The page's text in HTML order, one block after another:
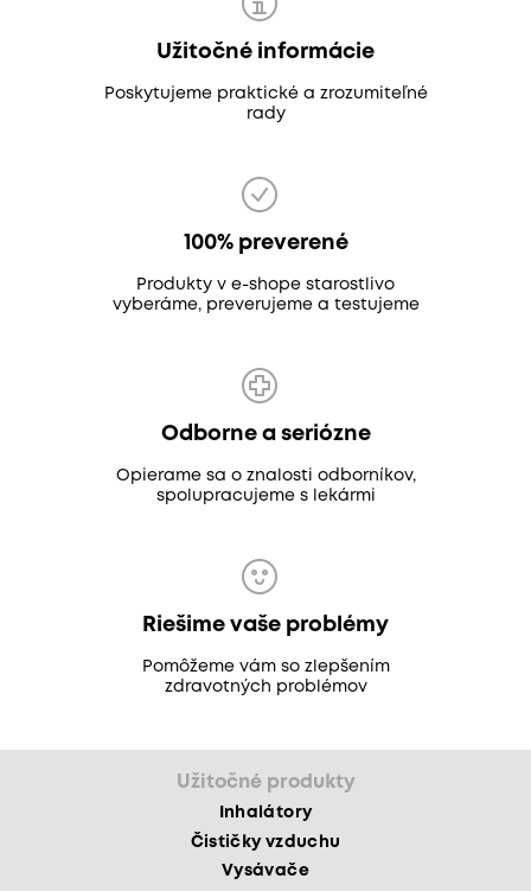
Užitočné informácie
Poskytujeme praktické a zrozumiteľné
rady
100% preverené
Produkty v e-shope starostlivo
vyberáme, preverujeme a testujeme
Odborne a seriózne
Opierame sa o znalosti odborníkov,
spolupracujeme s lekármi
Riešime vaše problémy
Pomôžeme vám so zlepšením
zdravotných problémov
Užitočné produkty
Inhalátory
Čističky vzduchu
Vysávače